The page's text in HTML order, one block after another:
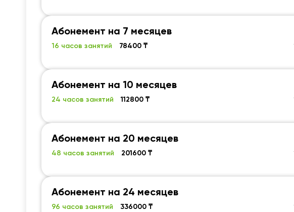
Абонемент на 7 месяцев
16 часов занятий 78400 ₸
Абонемент на 10 месяцев
24 часов занятий 112800 ₸
Абонемент на 20 месяцев
48 часов занятий 201600 ₸
Абонемент на 24 месяцев
96 часов занятий 336000 ₸